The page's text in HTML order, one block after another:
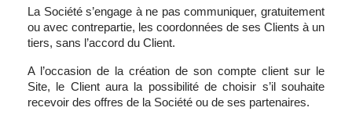
La Société s’engage à ne pas communiquer, gratuitement
ou avec contrepartie, les coordonnées de ses Clients à un
tiers, sans l’accord du Client.
A l’occasion de la création de son compte client sur le
Site, le Client aura la possibilité de choisir s’il souhaite
recevoir des offres de la Société ou de ses partenaires.